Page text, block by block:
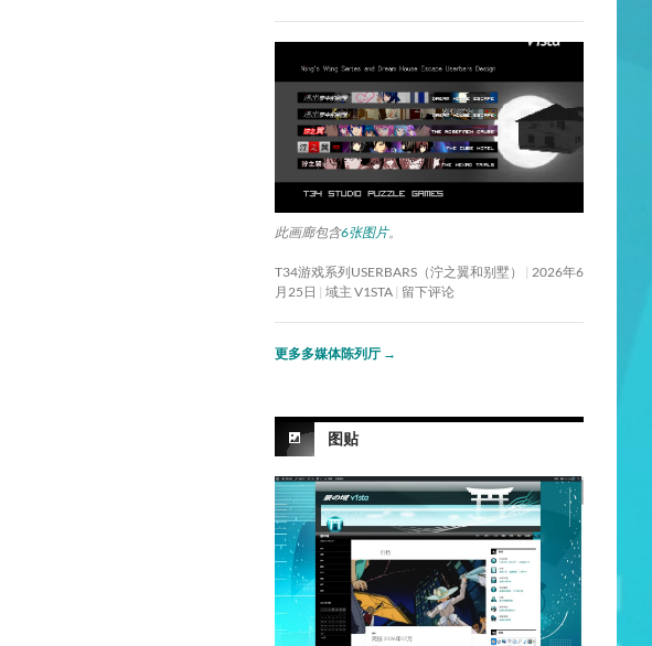
此画廊包含6张图片。
T34游戏系列USERBARS（泞之翼和别墅）
2026年6
月25日
域主 V1STA 留下评论
更多多媒体陈列厅 →
图贴